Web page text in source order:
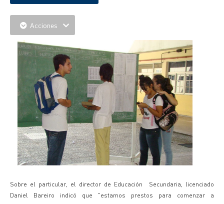
Acciones
Sobre el particular, el director de Educación Secundaria, licenciado
Daniel Bareiro indicó que "estamos prestos para comenzar a